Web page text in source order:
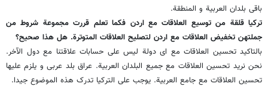
باقی بلدان العربیة و المنطقة.
ترکیا قلقة من توسیع العلاقات مع اردن فکما تعلم قررت مجموعة شروط من
جملتهن تخفیض العلاقات مع اردن لتصلیح العلاقات المتوترة. هل هذا صحیح؟
بالتاکید تحسین العلاقات مع ای دولة لیس علی حسابات علاقتنا مع دول الآخر.
نحن نرید تحسین العلاقات مع جمیع البلدان العربیة. عراق بلد عربی و یلزم علیها
تحسین العلاقات مع جامع العربیة. یوجب علی الترکیا تدرک هذه الموضوع جیدا.